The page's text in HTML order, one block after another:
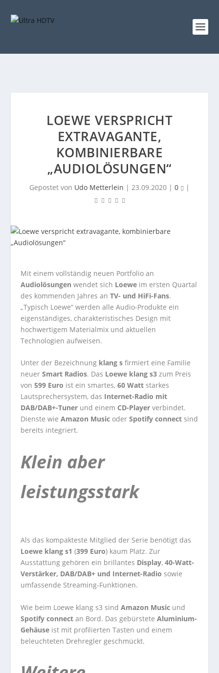
LOEWE VERSPRICHT
EXTRAVAGANTE,
KOMBINIERBARE
„AUDIOLÖSUNGEN“
Gepostet von Udo Metterlein | 23.09.2020 | 0 |
Mit einem vollständig neuen Portfolio an
Audiolösungenwendet sich Loewe im ersten Quartal
des kommenden Jahres anTV- und HiFi-Fans.
„Typisch Loewe“ werden alle Audio-Produkte ein
eigenständiges, charakteristisches Design mit
hochwertigem Materialmix und aktuellen
Technologien aufweisen.
Unter der Bezeichnung klang sfirmiert eine Familie
neuerSmart Radios. Das Loewe klang s3zum Preis
von599 Euro ist ein smartes,60 Watt starkes
Lautsprechersystem, das Internet-Radio mit
DAB/DAB+-Tuner und einem CD-Player verbindet.
Dienste wieAmazon Music oderSpotify connect sind
bereits integriert.
Klein aber
leistungsstark
Als das kompakteste Mitglied der Serie benötigt das
Loewe klang s1 (399 Euro) kaum Platz. Zur
Ausstattung gehören ein brillantes Display,40-Watt-
Verstärker, DAB/DAB+ und Internet-Radio sowie
umfassende Streaming-Funktionen.
Wie beim Loewe klang s3 sindAmazon Music und
Spotify connectan Bord. Das gebürsteteAluminium-
Gehäuse ist mit profilierten Tasten und einem
beleuchteten Drehregler geschmückt.